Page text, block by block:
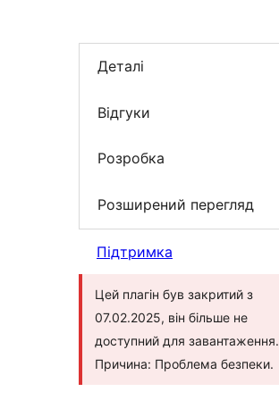
Деталі
Відгуки
Розробка
Розширений перегляд
Підтримка
Цей плагін був закритий з
07.02.2025, він більше не
доступний для завантаження.
Причина: Проблема безпеки.